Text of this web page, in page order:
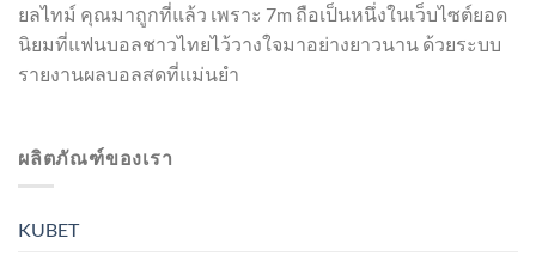
ยลไทม์ คุณมาถูกที่แล้ว เพราะ 7m ถือเป็นหนึ่งในเว็บไซต์ยอด
นิยมที่แฟนบอลชาวไทยไว้วางใจมาอย่างยาวนาน ด้วยระบบ
รายงานผลบอลสดที่แม่นยำ
ผลิตภัณฑ์ของเรา
KUBET